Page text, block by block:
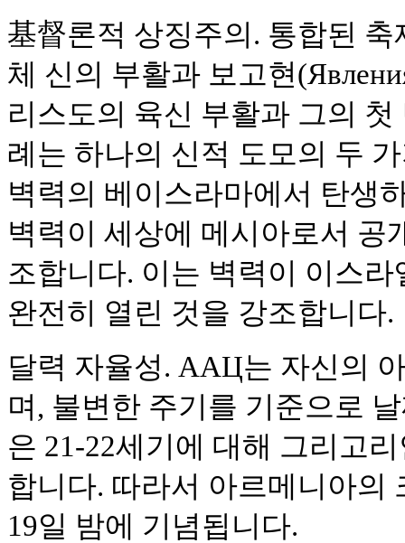
基督론적 상징주의. 통합된
체 신의 부활과 보고현
리스도의 육신 부활과 그의
례는 하나의 신적 도모의 두
벽력의 베이스라마에서 탄생
벽력이 세상에 메시아로서 공
조합니다. 이는 벽력이 이스
완전히 열린 것을 강조합니다.
달력 자율성. AAЦ는 자신의
며, 불변한 주기를 기준으로
은 21-22세기에 대해 그리고
합니다. 따라서 아르메니아의
19일 밤에 기념됩니다.